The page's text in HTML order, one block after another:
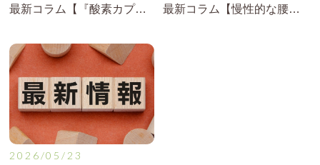
最新コラム【『酸素カプセル』疲労回復・睡眠改善への効果とは？】を公開！ 最新コラム【慢性的な腰痛を繰り返さないためのポイント】を公開！
2026/05/23